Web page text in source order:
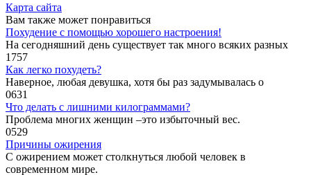
Карта сайта
Вам также может понравиться
Похудение с помощью хорошего настроения!
На сегодняшний день существует так много всяких разных
1 757
Как легко похудеть?
Наверное, любая девушка, хотя бы раз задумывалась о
0631
Что делать с лишними килограммами?
Проблема многих женщин –это избыточный вес.
0529
Причины ожирения
С ожирением может столкнуться любой человек в
современном мире.